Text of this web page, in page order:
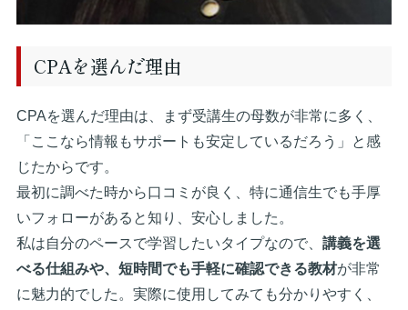
CPAを選んだ理由
CPAを選んだ理由は、まず受講生の母数が非常に多く、
「ここなら情報もサポートも安定しているだろう」と感
じたからです。
最初に調べた時から口コミが良く、特に通信生でも手厚
いフォローがあると知り、安心しました。
私は自分のペースで学習したいタイプなので、 講義を選
べる仕組みや、短時間でも手軽に確認できる教材が非常
に魅力的でした。実際に使用してみても分かりやすく、